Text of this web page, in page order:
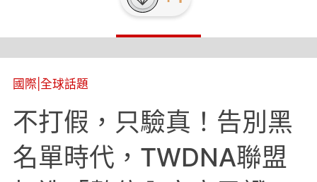
國際 全球話題
不打假，只驗真！告別黑
名單時代，TWDNA聯盟